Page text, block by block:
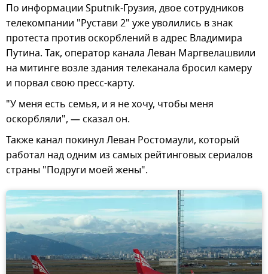
По информации Sputnik-Грузия, двое сотрудников
телекомпании "Рустави 2" уже уволились в знак
протеста против оскорблений в адрес Владимира
Путина. Так, оператор канала Леван Маргвелашвили
на митинге возле здания телеканала бросил камеру
и порвал свою пресс-карту.
"У меня есть семья, и я не хочу, чтобы меня
оскорбляли", — сказал он.
Также канал покинул Леван Ростомаули, который
работал над одним из самых рейтинговых сериалов
страны "Подруги моей жены".